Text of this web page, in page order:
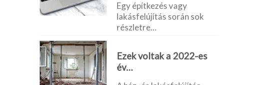
Egy építkezés vagy
lakásfelújítás során sok
részletre…
Ezek voltak a 2022-es
év…